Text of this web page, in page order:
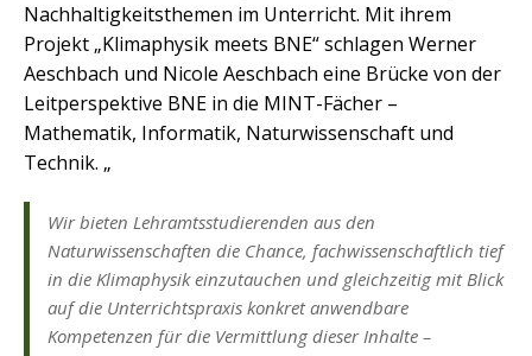
Nachhaltigkeitsthemen im Unterricht. Mit ihrem
Projekt „Klimaphysik meets BNE“ schlagen Werner
Aeschbach und Nicole Aeschbach eine Brücke von der
Leitperspektive BNE in die MINT-Fächer –
Mathematik, Informatik, Naturwissenschaft und
Technik. „
Wir bieten Lehramtsstudierenden aus den
Naturwissenschaften die Chance, fachwissenschaftlich tief
in die Klimaphysik einzutauchen und gleichzeitig mit Blick
auf die Unterrichtspraxis konkret anwendbare
Kompetenzen für die Vermittlung dieser Inhalte –